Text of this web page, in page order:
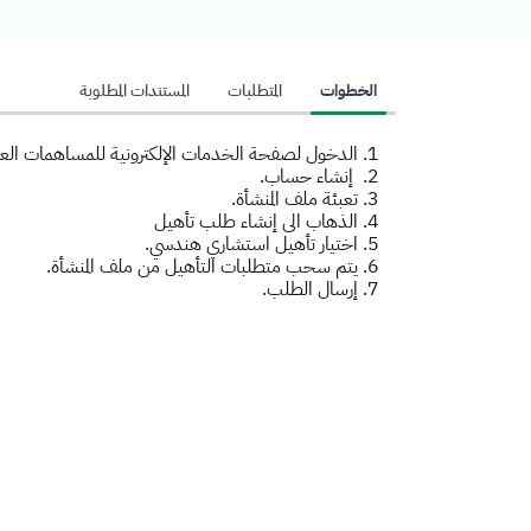
الخطوات المتطلبات المستندات المطلوبة
الدخول لصفحة الخدمات الإلكترونية للمساهمات
إنشاء حساب.
تعبئة ملف المنشأة.
الذهاب الى إنشاء طلب تأهيل
اختيار تأهيل استشاري هندسي.
يتم سحب متطلبات التأهيل من ملف المنشأة.
إرسال الطلب.